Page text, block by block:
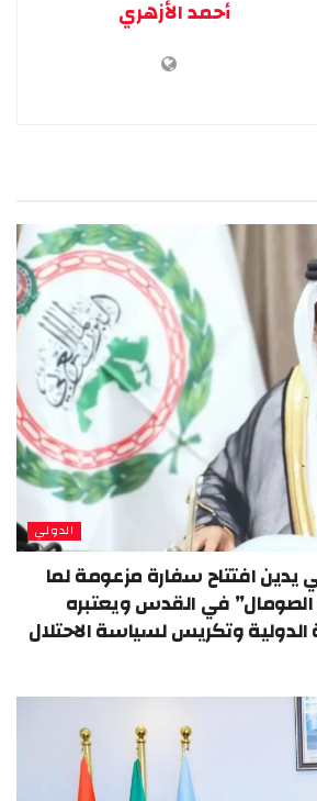
أحمد الأزهري
الدولي
يدين افتتاح سفارة مزعومة لما
في القدس ويعتبره
الدولية وتكريس لسياسة الاحتلال